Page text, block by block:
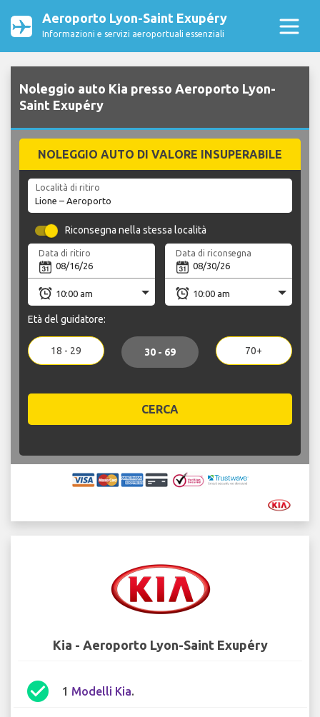
Aeroporto Lyon-Saint Exupéry
Informazioni e servizi aeroportuali essenziali
Noleggio auto Kia presso Aeroporto Lyon-
Saint Exupéry
NOLEGGIO AUTO DI VALORE INSUPERABILE
Località di ritiro
Riconsegna nella stessa località
Data di ritiro Data di riconsegna
Età del guidatore:
18 - 29 30 - 69 70+
CERCA
Kia - Aeroporto Lyon-Saint Exupéry
check_circle 1 Modelli Kia.